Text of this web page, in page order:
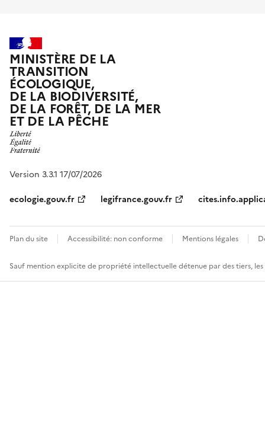
MINISTÈRE DE LA
TRANSITION
ÉCOLOGIQUE,
DE LA BIODIVERSITÉ,
DE LA FORÊT, DE LA MER
ET DE LA PÊCHE
Version 3.3.1 17/07/2026
ecologie.gouv.fr
legifrance.gouv.fr
Plan du site Accessibilité: non conforme Mentions légales
Sauf mention explicite de propriété intellectuelle détenue par des tiers,